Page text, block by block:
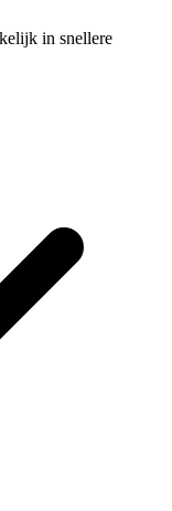
in snellere